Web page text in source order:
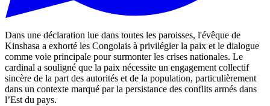
Dans une déclaration lue dans toutes les paroisses, l'évêque de
Kinshasa a exhorté les Congolais à privilégier la paix et le dialogue
comme voie principale pour surmonter les crises nationales. Le
cardinal a souligné que la paix nécessite un engagement collectif
sincère de la part des autorités et de la population, particulièrement
dans un contexte marqué par la persistance des conflits armés dans
l’Est du pays.